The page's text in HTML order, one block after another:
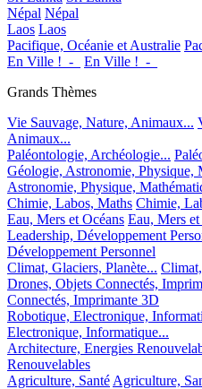
Népal Népal
Laos Laos
Pacifique, Océanie et Australie
En Ville !_-_
En Ville !_-_
Grands Thèmes
Vie Sauvage, Nature, Animaux...
Animaux...
Paléontologie, Archéologie...
Géologie, Astronomie, Physique,
Astronomie, Physique,
Chimie, Labos, Maths Chimie,
Eau, Mers et Océans Eau, Mers et
Leadership, Développement
Développement Personnel
Climat, Glaciers, Planète...
Drones, Objets Connectés,
Connectés, Imprimante 3D
Robotique, Electronique,
Electronique, Informatique...
Architecture, Energies
Renouvelables
Agriculture, Santé Agriculture,